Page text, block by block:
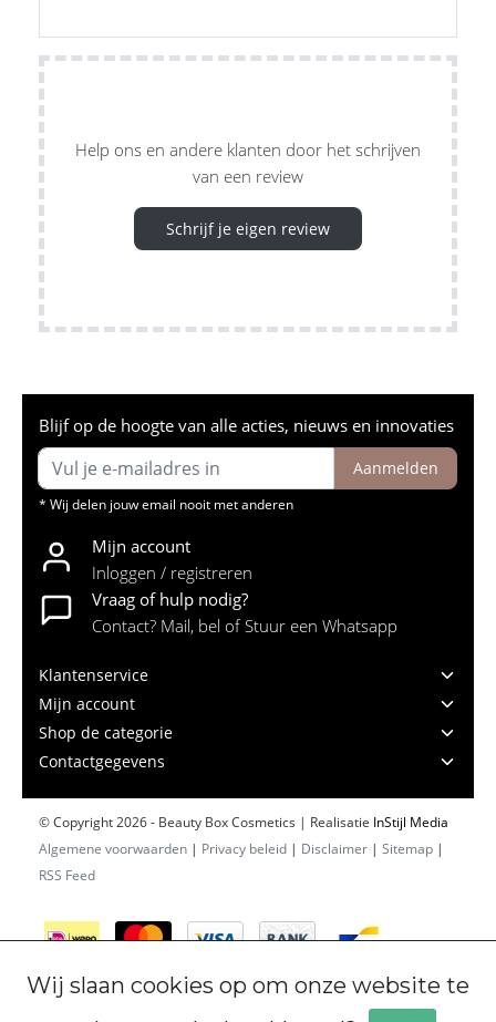
Help ons en andere klanten door het schrijven
van een review
Schrijf je eigen review
Blijf op de hoogte van alle acties, nieuws en innovaties
Aanmelden
* Wij delen jouw email nooit met anderen
Mijn account
Inloggen / registreren
Vraag of hulp nodig?
Contact? Mail, bel of Stuur een Whatsapp
Klantenservice
Mijn account
Shop de categorie
Contactgegevens
© Copyright 2026 - Beauty Box Cosmetics | Realisatie InStijl Media
Algemene voorwaarden | Privacy beleid | Disclaimer | Sitemap |
RSS Feed
Wij slaan cookies op om onze website te